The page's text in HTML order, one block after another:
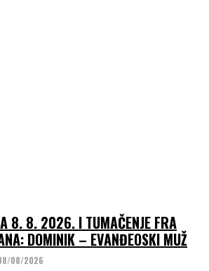
8. 8. 2026. I TUMAČENJE FRA
DOMINIK – EVANĐEOSKI MUŽ
08/2026